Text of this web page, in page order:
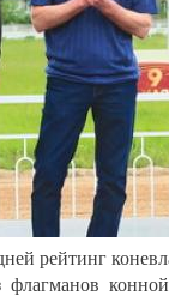
рейтинг
флагманов